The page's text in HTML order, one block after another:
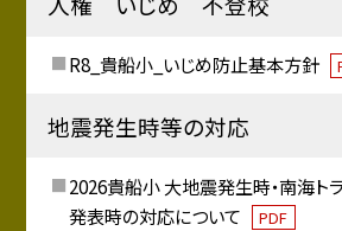
R8_貴船小_いじめ防止基本方針
地震発生時等の対応
2026貴船小 大地震発生時・南海ト
発表時の対応について
PDF